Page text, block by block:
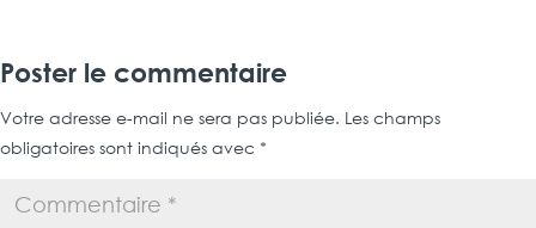
Poster le commentaire
Votre adresse e-mail ne sera pas publiée. Les champs
obligatoires sont indiqués avec *